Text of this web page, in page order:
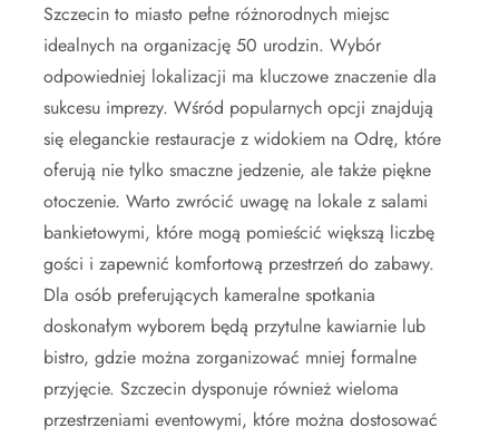
Szczecin to miasto pełne różnorodnych miejsc
idealnych na organizację 50 urodzin. Wybór
odpowiedniej lokalizacji ma kluczowe znaczenie dla
sukcesu imprezy. Wśród popularnych opcji znajdują
się eleganckie restauracje z widokiem na Odrę, które
oferują nie tylko smaczne jedzenie, ale także piękne
otoczenie. Warto zwrócić uwagę na lokale z salami
bankietowymi, które mogą pomieścić większą liczbę
gości i zapewnić komfortową przestrzeń do zabawy.
Dla osób preferujących kameralne spotkania
doskonałym wyborem będą przytulne kawiarnie lub
bistro, gdzie można zorganizować mniej formalne
przyjęcie. Szczecin dysponuje również wieloma
przestrzeniami eventowymi, które można dostosować